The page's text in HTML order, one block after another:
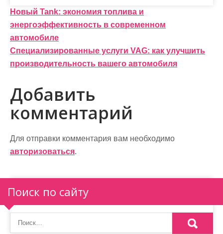
Н
а
в
и
г
а
ц
и
я
п
о
з
Новый Tank: экономия топлива и
энергоэффективность в современном
автомобиле
Специализированные услуги VAG: как улучшить
производительность вашего автомобиля
Добавить
комментарий
Для отправки комментария вам необходимо
авторизоваться.
Поиск по сайту